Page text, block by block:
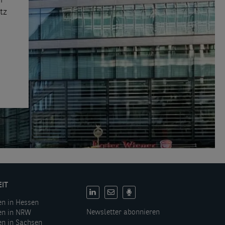
in Hessen
in NRW
in Sachsen
DE:
links
Newsletter abonnieren